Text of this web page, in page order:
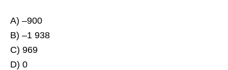
A) –900
B) –1 938
C) 969
D) 0